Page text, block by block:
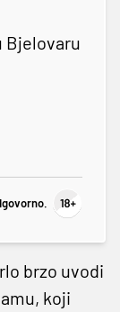
Bjelovaru
brzo uvodi
koji